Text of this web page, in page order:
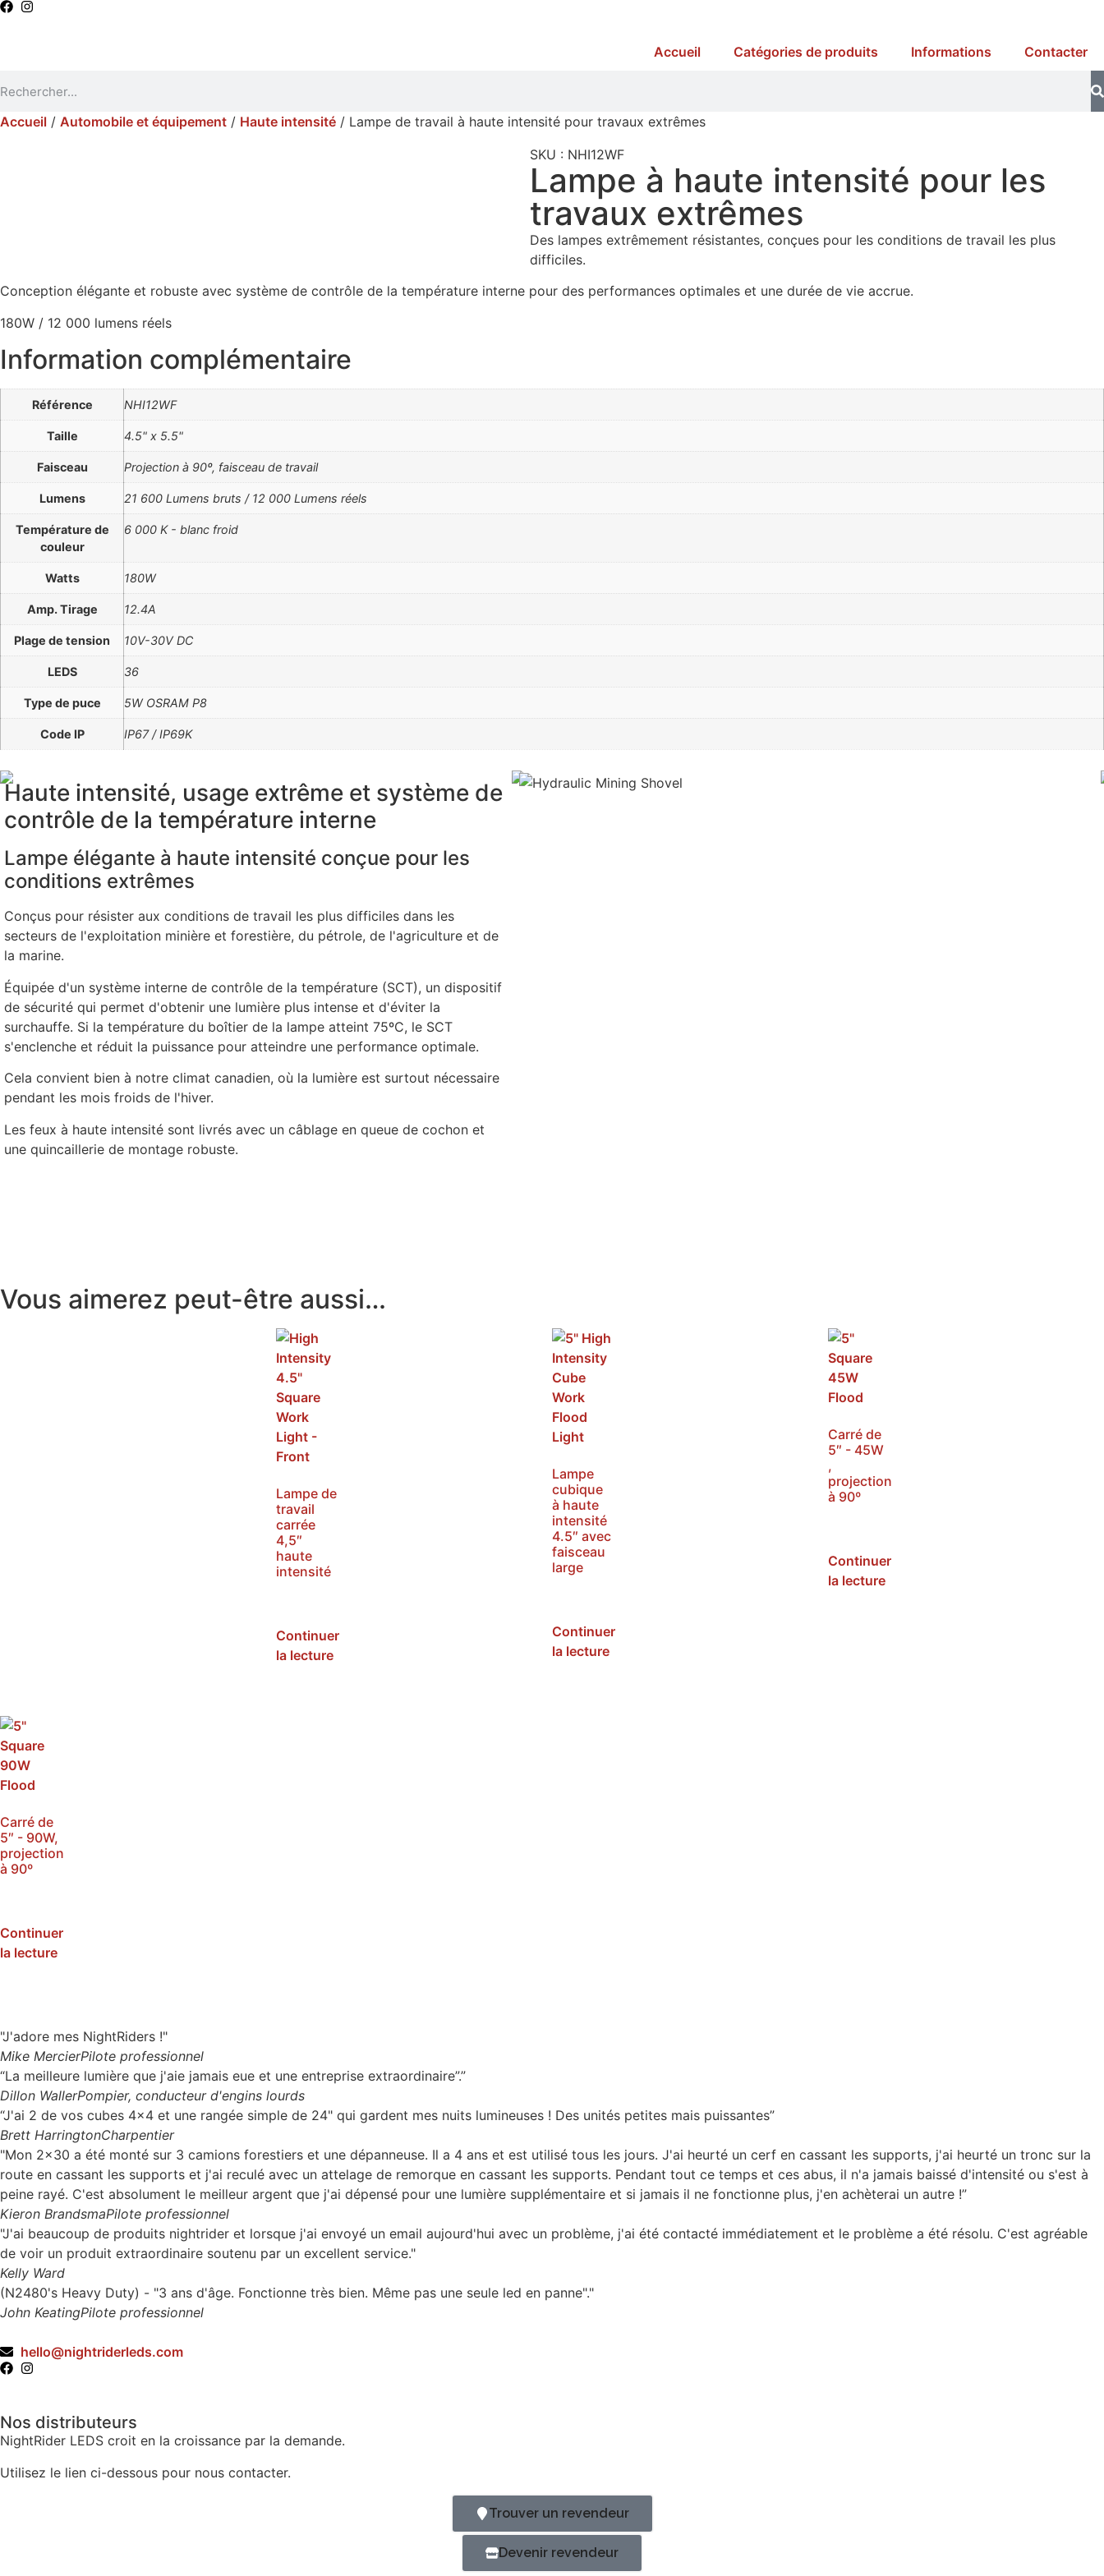
Accueil Catégories de produits Informations Contacter
Accueil / Automobile et équipement / Haute intensité / Lampe de travail à haute intensité pour travaux extrêmes
SKU : NHI12WF
Lampe à haute intensité pour les
travaux extrêmes
Des lampes extrêmement résistantes, conçues pour les conditions de travail les plus
difficiles.
Conception élégante et robuste avec système de contrôle de la température interne pour des performances optimales et une durée de vie accrue.
180W / 12 000 lumens réels
Information complémentaire
Référence NHI12WF
Taille 4.5" x 5.5"
Faisceau Projection à 90º, faisceau de travail
Lumens 21 600 Lumens bruts / 12 000 Lumens réels
Température de
couleur
6 000 K - blanc froid
Watts 180W
Amp. Tirage 12.4A
Plage de tension 10V-30V DC
LEDS 36
Type de puce 5W OSRAM P8
Code IP IP67 / IP69K
Haute intensité, usage extrême et système de
contrôle de la température interne
Lampe élégante à haute intensité conçue pour les
conditions extrêmes
Conçus pour résister aux conditions de travail les plus difficiles dans les
secteurs de l'exploitation minière et forestière, du pétrole, de l'agriculture et de
la marine.
Équipée d'un système interne de contrôle de la température (SCT), un dispositif
de sécurité qui permet d'obtenir une lumière plus intense et d'éviter la
surchauffe. Si la température du boîtier de la lampe atteint 75ºC, le SCT
s'enclenche et réduit la puissance pour atteindre une performance optimale.
Cela convient bien à notre climat canadien, où la lumière est surtout nécessaire
pendant les mois froids de l'hiver.
Les feux à haute intensité sont livrés avec un câblage en queue de cochon et
une quincaillerie de montage robuste.
Vous aimerez peut-être aussi…
Lampe de
travail
carrée
4,5″
haute
intensité
Continuer
la lecture
Lampe
cubique
à haute
intensité
4.5″ avec
faisceau
large
Continuer
la lecture
Carré de
5″ - 45W
,
projection
à 90º
Continuer
la lecture
Carré de
5″ - 90W,
projection
à 90º
Continuer
la lecture
"J'adore mes NightRiders !"
Mike MercierPilote professionnel
“La meilleure lumière que j'aie jamais eue et une entreprise extraordinaire”.”
Dillon WallerPompier, conducteur d'engins lourds
“J'ai 2 de vos cubes 4x4 et une rangée simple de 24" qui gardent mes nuits lumineuses ! Des unités petites mais puissantes”
Brett HarringtonCharpentier
"Mon 2x30 a été monté sur 3 camions forestiers et une dépanneuse. Il a 4 ans et est utilisé tous les jours. J'ai heurté un cerf en cassant les supports, j'ai heurté un tronc sur la
route en cassant les supports et j'ai reculé avec un attelage de remorque en cassant les supports. Pendant tout ce temps et ces abus, il n'a jamais baissé d'intensité ou s'est à
peine rayé. C'est absolument le meilleur argent que j'ai dépensé pour une lumière supplémentaire et si jamais il ne fonctionne plus, j'en achèterai un autre !”
Kieron BrandsmaPilote professionnel
"J'ai beaucoup de produits nightrider et lorsque j'ai envoyé un email aujourd'hui avec un problème, j'ai été contacté immédiatement et le problème a été résolu. C'est agréable
de voir un produit extraordinaire soutenu par un excellent service."
Kelly Ward
(N2480's Heavy Duty) - "3 ans d'âge. Fonctionne très bien. Même pas une seule led en panne"."
John KeatingPilote professionnel
hello@nightriderleds.com
Nos distributeurs
NightRider LEDS croit en la croissance par la demande.
Utilisez le lien ci-dessous pour nous contacter.
Trouver un revendeur
Devenir revendeur